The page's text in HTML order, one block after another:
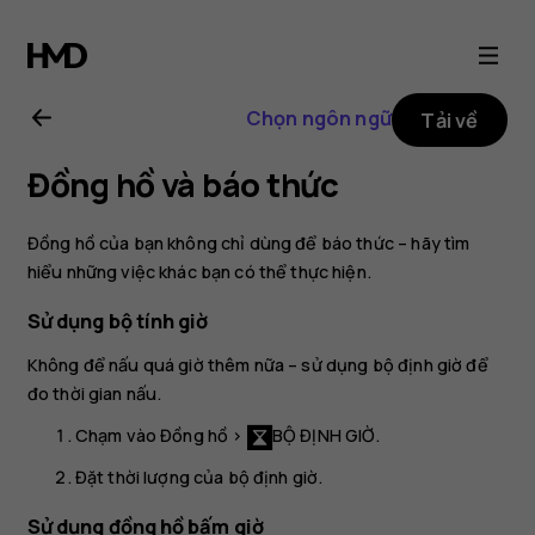
Hướng
dẫn
sử
dụng
Nokia
8.1
Chọn ngôn ngữ Tải về
Đồng hồ và báo thức
Đồng hồ của bạn không chỉ dùng để báo thức – hãy tìm
hiểu những việc khác bạn có thể thực hiện.
Sử dụng bộ tính giờ
Không để nấu quá giờ thêm nữa – sử dụng bộ định giờ để
đo thời gian nấu.
Chạm vàoĐồng hồ > BỘ ĐỊNH GIỜ.
Đặt thời lượng của bộ định giờ.
Sử dụng đồng hồ bấm giờ